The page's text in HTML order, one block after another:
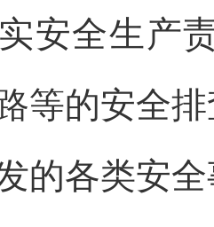
安全生产
等的安全
的各类安